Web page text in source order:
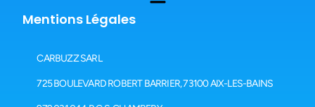
Mentions Légales
CARBUZZ SARL
725 BOULEVARD ROBERT BARRIER, 73100 AIX-LES-BAINS